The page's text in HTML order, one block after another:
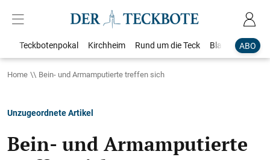
ABO
Teckbotenpokal Kirchheim Rund um die Teck Blaulicht
Home Bein- und Armamputierte treffen sich
Unzugeordnete Artikel
Bein- und Armamputierte